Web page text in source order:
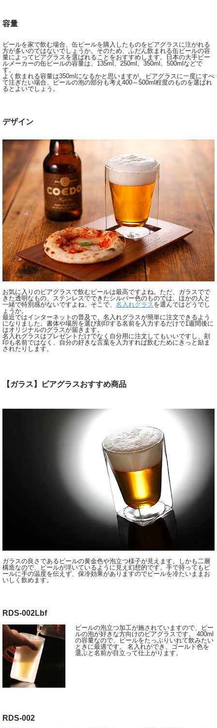
容量
ビールを家で飲む場合、缶ビールを購入したものをビアグラスに注がれる
方が多いのではないでしょうか。そのため、ふだん飲まれる缶ビールの容
量によってビアグラスを選ばれることをおすすめします。日本の大手ビー
ルメーカーの缶ビールの容量は、135ml、250ml、350ml、500mlなどで
す。
よく飲まれる容量は350mlになるかと思いますが、ビアグラスに一度にすべ
て注ぎたい場合、ビールの泡の部分も考え400～500ml程度のものを選ばれ
るとよいでしょう。
デザイン
お気に入りのビアグラスで飲むビールは最高ですよね。ただ、ガラスでで
きた透明なもの、ステンレスでできたシルバー色のものでは、ほかの人と
一緒で特別感がないですよね。そこで、 名入れグラスを選んではどうでし
ょうか。
最近ではインターネットの普及で、名入れグラスが簡単に注文できるよう
になりました。書体や場所を選び刻印する名前を入力するだけで1週間後に
はオリジナルのグラスが届きます。
名入れグラスはプレゼントだけでなく自分用に注文してもいいですし、刻
印も名前ではなく、自分の好きな言葉を入力すれば飲むためにきっと励ま
されたりします。
【ガラス】ビアグラスおすすめ商品
ガラスの良さであるビールの黄金色や泡立つ様子が見えます。しかも二層
構造なので、ビールが浮いているように見え幻想的です。手で持ってもビ
ールに手の温度を伝えず、保冷効果がありますのでビールを冷たいままお
いしく飲めます。
RDS-002Lbf
ビールの泡立つ加工が施されていますので、ビー
ルの泡が好きな方向けのビアグラスです。 400ml
の容量なので、ビールをたっぷりいれて飲みたい
ときに最適です。 名入れができ、ゴールド色を
選ぶと名前が目立って仕上がります。
RDS-002